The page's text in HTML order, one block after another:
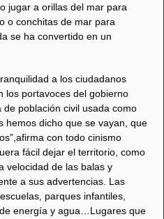
jugar a orillas del mar para
o conchitas de mar para
se ha convertido en un
a los ciudadanos
los portavoces del gobierno
población civil usada como
hemos dicho que se vayan, que
con todo cinismo
fácil dejar el territorio, como
velocidad de las balas y
a sus advertencias. Las
parques infantiles,
energía y agua…Lugares que